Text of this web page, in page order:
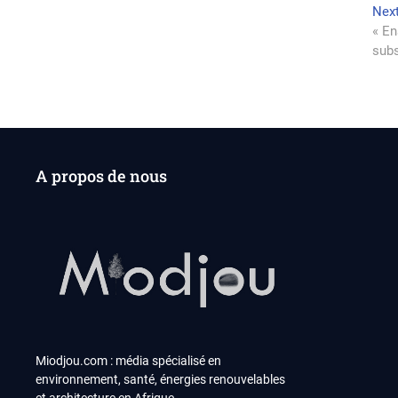
«
A propos de nous
Miodjou.com : média spécialisé en
environnement, santé, énergies renouvelables